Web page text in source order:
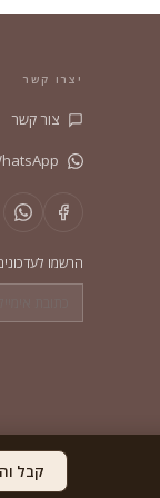
יצרו קשר
צור קשר
הרשמו
קבל